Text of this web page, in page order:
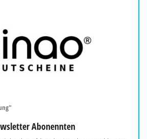
Abonennten